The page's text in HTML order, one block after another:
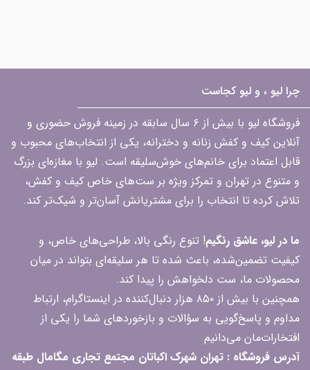
چرا لیو ، و لیو کجاست
فروشگاه لیو با بیش از ۶ سال سابقه در زمینه فروش حضوری و
آنلاین کیف و کفش زنانه و دخترانه، یکی از انتخاب‌های محبوب و
قابل اعتماد برای خانم‌های خوش‌سلیقه است. لیو با مغازه‌ای بزرگ
و متنوع در تهران و تمرکز ویژه بر ست‌های خاص کیف و کفش،
تلاش کرده تا انتخاب را برای مشتریانش آسان‌تر و شیک‌تر کند.
ما در لیو، عاشق رنگیم! تنوع رنگی بالا، طراحی‌های خاص، و
کیفیت تضمین‌شده، باعث شده تا هر سلیقه‌ای بتواند در میان
محصولات ما، ست دلخواهش را پیدا کند.
همچنین با بیش از ۸۵۰ هزار دنبال‌کننده در اینستاگرام، ارتباط
مداوم و پاسخ‌گویی به سؤالات و بازخوردهای شما را یکی از
افتخارات‌مان می‌دانیم
آدرس فروشگاه : تهران شهرک اکباتان مجتمع تجاری مگامال طبقه